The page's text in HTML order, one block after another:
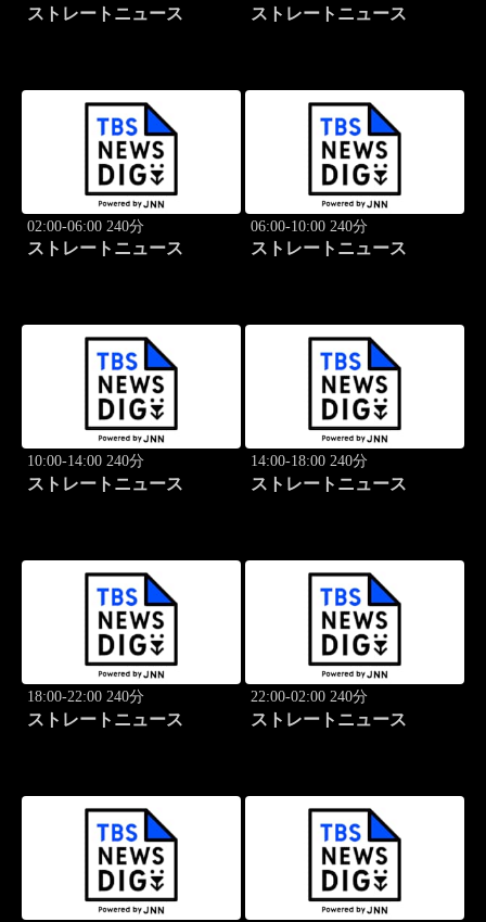
ストレートニュース ストレートニュース
02:00-06:00 240分
ストレートニュース
06:00-10:00 240分
ストレートニュース
10:00-14:00 240分
ストレートニュース
14:00-18:00 240分
ストレートニュース
18:00-22:00 240分
ストレートニュース
22:00-02:00 240分
ストレートニュース